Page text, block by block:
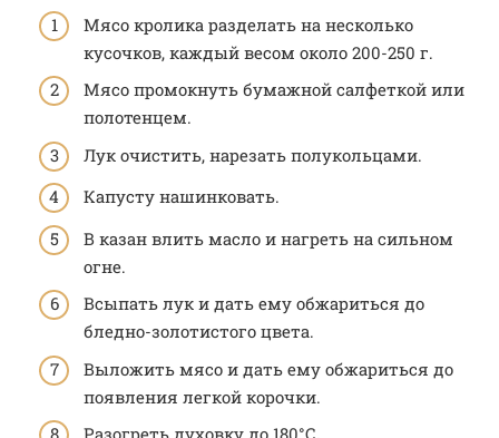
Мясо кролика разделать на несколько
кусочков, каждый весом около 200-250 г.
Мясо промокнуть бумажной салфеткой или
полотенцем.
Лук очистить, нарезать полукольцами.
Капусту нашинковать.
В казан влить масло и нагреть на сильном
огне.
Всыпать лук и дать ему обжариться до
бледно-золотистого цвета.
Выложить мясо и дать ему обжариться до
появления легкой корочки.
Разогреть духовку до 180°С.